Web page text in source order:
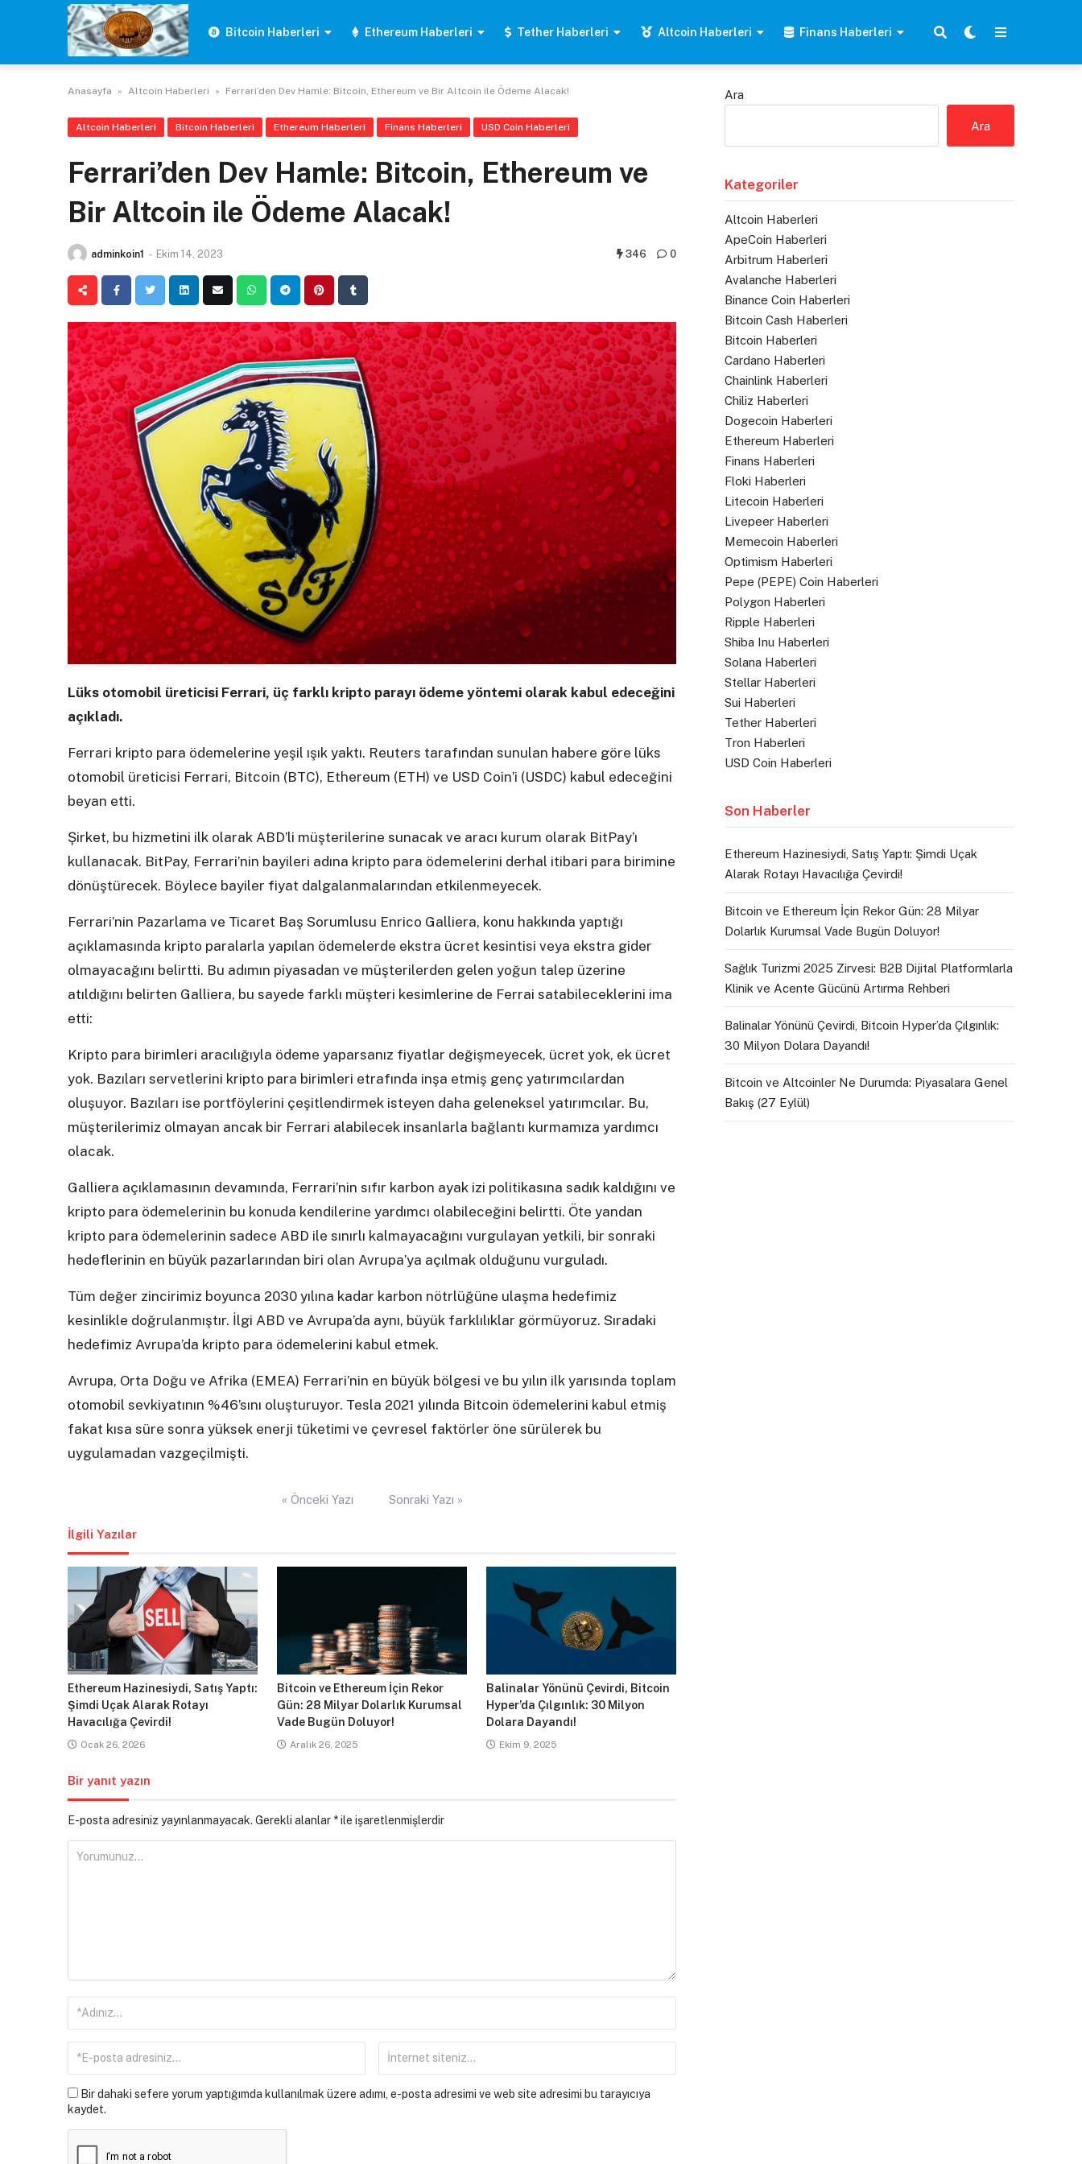
Bitcoin Haberleri Ethereum Haberleri Tether Haberleri Altcoin Haberleri Finans Haberleri
Anasayfa » Altcoin Haberleri » Ferrari’den Dev Hamle: Bitcoin, Ethereum ve Bir Altcoin ile Ödeme Alacak!
Altcoin Haberleri Bitcoin Haberleri Ethereum Haberleri Finans Haberleri USD Coin Haberleri
Ferrari’den Dev Hamle: Bitcoin, Ethereum ve
Bir Altcoin ile Ödeme Alacak!
adminkoin1 - Ekim 14, 2023 346 0
Lüks otomobil üreticisi Ferrari, üç farklı kripto parayı ödeme yöntemi olarak kabul edeceğini
açıkladı.
Ferrari kripto para ödemelerine yeşil ışık yaktı. Reuters tarafından sunulan habere göre lüks
otomobil üreticisi Ferrari, Bitcoin (BTC), Ethereum (ETH) ve USD Coin’i (USDC) kabul edeceğini
beyan etti.
Şirket, bu hizmetini ilk olarak ABD’li müşterilerine sunacak ve aracı kurum olarak BitPay’ı
kullanacak. BitPay, Ferrari’nin bayileri adına kripto para ödemelerini derhal itibari para birimine
dönüştürecek. Böylece bayiler fiyat dalgalanmalarından etkilenmeyecek.
Ferrari’nin Pazarlama ve Ticaret Baş Sorumlusu Enrico Galliera, konu hakkında yaptığı
açıklamasında kripto paralarla yapılan ödemelerde ekstra ücret kesintisi veya ekstra gider
olmayacağını belirtti. Bu adımın piyasadan ve müşterilerden gelen yoğun talep üzerine
atıldığını belirten Galliera, bu sayede farklı müşteri kesimlerine de Ferrai satabileceklerini ima
etti:
Kripto para birimleri aracılığıyla ödeme yaparsanız fiyatlar değişmeyecek, ücret yok, ek ücret
yok. Bazıları servetlerini kripto para birimleri etrafında inşa etmiş genç yatırımcılardan
oluşuyor. Bazıları ise portföylerini çeşitlendirmek isteyen daha geleneksel yatırımcılar. Bu,
müşterilerimiz olmayan ancak bir Ferrari alabilecek insanlarla bağlantı kurmamıza yardımcı
olacak.
Galliera açıklamasının devamında, Ferrari’nin sıfır karbon ayak izi politikasına sadık kaldığını ve
kripto para ödemelerinin bu konuda kendilerine yardımcı olabileceğini belirtti. Öte yandan
kripto para ödemelerinin sadece ABD ile sınırlı kalmayacağını vurgulayan yetkili, bir sonraki
hedeflerinin en büyük pazarlarından biri olan Avrupa’ya açılmak olduğunu vurguladı.
Tüm değer zincirimiz boyunca 2030 yılına kadar karbon nötrlüğüne ulaşma hedefimiz
kesinlikle doğrulanmıştır. İlgi ABD ve Avrupa’da aynı, büyük farklılıklar görmüyoruz. Sıradaki
hedefimiz Avrupa’da kripto para ödemelerini kabul etmek.
Avrupa, Orta Doğu ve Afrika (EMEA) Ferrari’nin en büyük bölgesi ve bu yılın ilk yarısında toplam
otomobil sevkiyatının %46’sını oluşturuyor. Tesla 2021 yılında Bitcoin ödemelerini kabul etmiş
fakat kısa süre sonra yüksek enerji tüketimi ve çevresel faktörler öne sürülerek bu
uygulamadan vazgeçilmişti.
« Önceki Yazı Sonraki Yazı »
İlgili Yazılar
Ethereum Hazinesiydi, Satış Yaptı:
Şimdi Uçak Alarak Rotayı
Havacılığa Çevirdi!
Ocak 26, 2026
Bitcoin ve Ethereum İçin Rekor
Gün: 28 Milyar Dolarlık Kurumsal
Vade Bugün Doluyor!
Aralık 26, 2025
Balinalar Yönünü Çevirdi, Bitcoin
Hyper’da Çılgınlık: 30 Milyon
Dolara Dayandı!
Ekim 9, 2025
Bir yanıt yazın
E-posta adresiniz yayınlanmayacak. Gerekli alanlar *ile işaretlenmişlerdir
Bir dahaki sefere yorum yaptığımda kullanılmak üzere adımı, e-posta adresimi ve web site adresimi bu tarayıcıya
kaydet.
Ara
Ara
Kategoriler
Altcoin Haberleri
ApeCoin Haberleri
Arbitrum Haberleri
Avalanche Haberleri
Binance Coin Haberleri
Bitcoin Cash Haberleri
Bitcoin Haberleri
Cardano Haberleri
Chainlink Haberleri
Chiliz Haberleri
Dogecoin Haberleri
Ethereum Haberleri
Finans Haberleri
Floki Haberleri
Litecoin Haberleri
Livepeer Haberleri
Memecoin Haberleri
Optimism Haberleri
Pepe (PEPE) Coin Haberleri
Polygon Haberleri
Ripple Haberleri
Shiba Inu Haberleri
Solana Haberleri
Stellar Haberleri
Sui Haberleri
Tether Haberleri
Tron Haberleri
USD Coin Haberleri
Son Haberler
Ethereum Hazinesiydi, Satış Yaptı: Şimdi Uçak
Alarak Rotayı Havacılığa Çevirdi!
Bitcoin ve Ethereum İçin Rekor Gün: 28 Milyar
Dolarlık Kurumsal Vade Bugün Doluyor!
Sağlık Turizmi 2025 Zirvesi: B2B Dijital Platformlarla
Klinik ve Acente Gücünü Artırma Rehberi
Balinalar Yönünü Çevirdi, Bitcoin Hyper’da Çılgınlık:
30 Milyon Dolara Dayandı!
Bitcoin ve Altcoinler Ne Durumda: Piyasalara Genel
Bakış (27 Eylül)